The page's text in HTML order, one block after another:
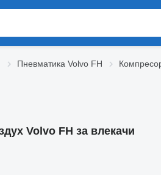
Пневматика Volvo FH
Volvo FH за влекачи